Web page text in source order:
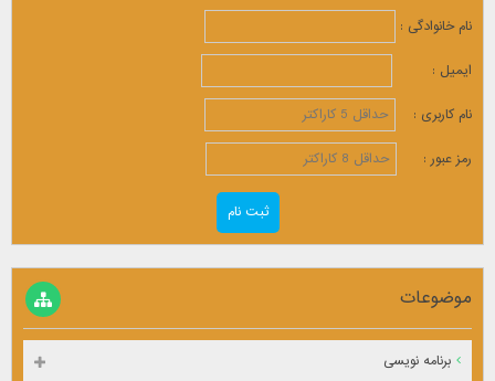
نام خانوادگی :
ایمیل :
نام کاربری :
رمز عبور :
موضوعات
برنامه نویسی